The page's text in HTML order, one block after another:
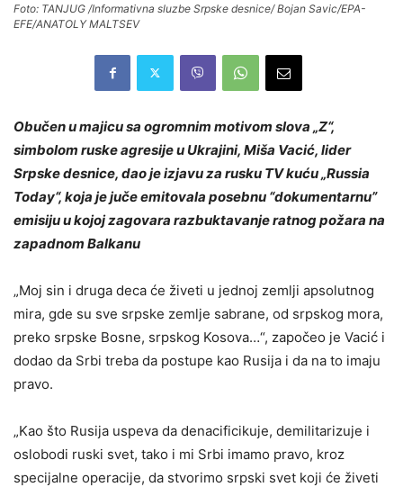
Foto: TANJUG /Informativna sluzbe Srpske desnice/ Bojan Savic/EPA-
EFE/ANATOLY MALTSEV
Obučen u majicu sa ogromnim motivom slova „Z“,
simbolom ruske agresije u Ukrajini, Miša Vacić, lider
Srpske desnice, dao je izjavu za rusku TV kuću „Russia
Today“, koja je juče emitovala posebnu “dokumentarnu”
emisiju u kojoj zagovara razbuktavanje ratnog požara na
zapadnom Balkanu
„Moj sin i druga deca će živeti u jednoj zemlji apsolutnog
mira, gde su sve srpske zemlje sabrane, od srpskog mora,
preko srpske Bosne, srpskog Kosova…“, započeo je Vacić i
dodao da Srbi treba da postupe kao Rusija i da na to imaju
pravo.
„Kao što Rusija uspeva da denacificikuje, demilitarizuje i
oslobodi ruski svet, tako i mi Srbi imamo pravo, kroz
specijalne operacije, da stvorimo srpski svet koji će živeti